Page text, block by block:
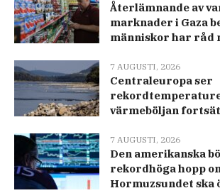
Återlämnande av
marknader i Gaza
människor har råd
7 AUGUSTI, 2026
Centraleuropa ser
värmeböljan
7 AUGUSTI, 2026
Den amerikanska
rekordhöga hopp
Hormuzsundet ska